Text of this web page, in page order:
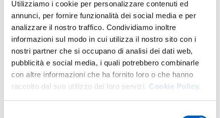
Utilizziamo i cookie per personalizzare contenuti ed
annunci, per fornire funzionalità dei social media e per
analizzare il nostro traffico. Condividiamo inoltre
informazioni sul modo in cui utilizza il nostro sito con i
nostri partner che si occupano di analisi dei dati web,
pubblicità e social media, i quali potrebbero combinarle
con altre informazioni che ha fornito loro o che hanno
raccolto dal suo utilizzo dei loro servizi. Cookie Policy.
Research
Publications
Cantare XIII [Lettura del «Morgante»]
Author: Catelli Nicola
In press
Visioni della «Commedia» nel XIX secolo: Gustave Doré vs
In press